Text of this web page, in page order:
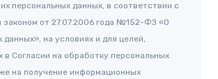
персональных данных, в соответствии с
от 27.07.2006 года №152-ФЗ «О
данных», на условиях и для целей,
в Согласии на обработку персональных
на получение информационных